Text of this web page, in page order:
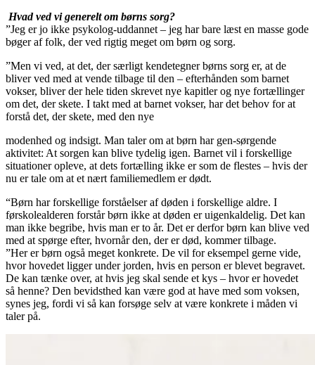
Hvad ved vi generelt om børns sorg?
”Jeg er jo ikke psykolog-uddannet – jeg har bare læst en masse gode
bøger af folk, der ved rigtig meget om børn og sorg.
”Men vi ved, at det, der særligt kendetegner børns sorg er, at de
bliver ved med at vende tilbage til den – efterhånden som barnet
vokser, bliver der hele tiden skrevet nye kapitler og nye fortællinger
om det, der skete. I takt med at barnet vokser, har det behov for at
forstå det, der skete, med den nye
modenhed og indsigt. Man taler om at børn har gen-sørgende
aktivitet: At sorgen kan blive tydelig igen. Barnet vil i forskellige
situationer opleve, at dets fortælling ikke er som de flestes – hvis der
nu er tale om at et nært familiemedlem er dødt.
“Børn har forskellige forståelser af døden i forskellige aldre. I
førskolealderen forstår børn ikke at døden er uigenkaldelig. Det kan
man ikke begribe, hvis man er to år. Det er derfor børn kan blive ved
med at spørge efter, hvornår den, der er død, kommer tilbage.
”Her er børn også meget konkrete. De vil for eksempel gerne vide,
hvor hovedet ligger under jorden, hvis en person er blevet begravet.
De kan tænke over, at hvis jeg skal sende et kys – hvor er hovedet
så henne? Den bevidsthed kan være god at have med som voksen,
synes jeg, fordi vi så kan forsøge selv at være konkrete i måden vi
taler på.